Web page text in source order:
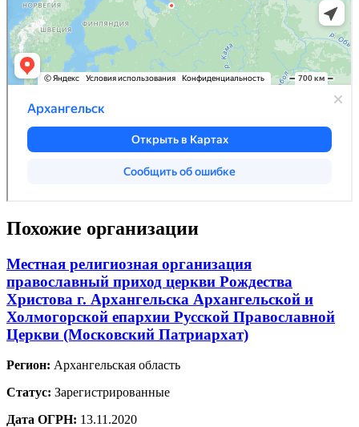
Похожие организации
Местная религиозная организация
православный приход церкви Рождества
Христова г. Архангельска Архангельской и
Холмогорской епархии Русской Православной
Церкви (Московский Патриархат)
Регион: Архангельская область
Статус: Зарегистрированные
Дата ОГРН: 13.11.2020